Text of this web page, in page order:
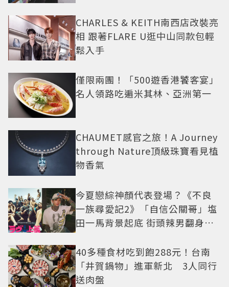
CHARLES & KEITH南西店改裝亮
相 跟著FLARE U逛中山同款包輕
鬆入手
僅限兩團！「500遊香港饕客宴」
名人領路吃遍米其林、亞洲第一
CHAUMET感官之旅！A Journey
through Nature頂級珠寶看見植
物香氣
今夏戀綜神顏代表登場？《不良
一族尋愛記2》「自信公關哥」塩
田一馬背景起底 街頭辣男翻身當
40多種食材吃到飽288元！台南
「井賀鍋物」進軍新北 3人同行
送肉盤